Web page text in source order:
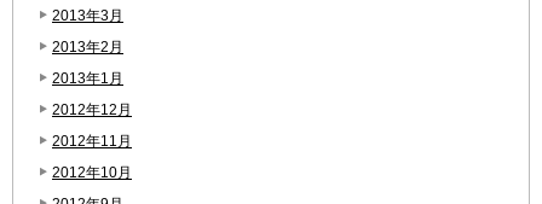
2013年3月
2013年2月
2013年1月
2012年12月
2012年11月
2012年10月